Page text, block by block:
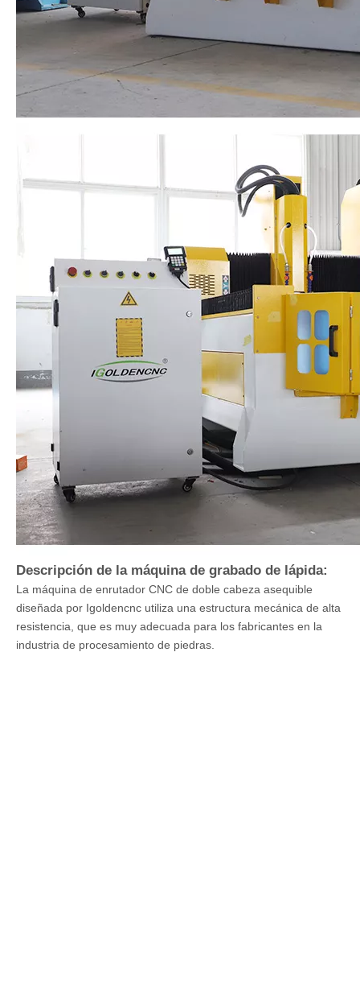
Descripción de la máquina de grabado de lápida:
La máquina de enrutador CNC de doble cabeza asequible
diseñada por Igoldencnc utiliza una estructura mecánica de alta
resistencia, que es muy adecuada para los fabricantes en la
industria de procesamiento de piedras.